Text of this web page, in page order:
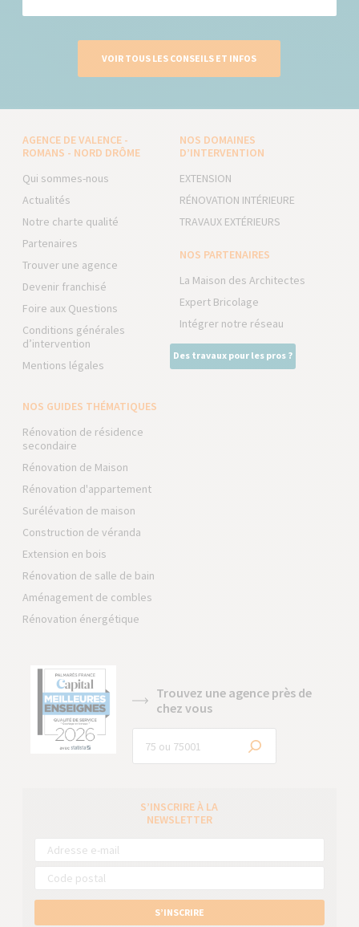
VOIR TOUS LES CONSEILS ET INFOS
AGENCE DE VALENCE -
ROMANS - NORD DRÔME
Qui sommes-nous
Actualités
Notre charte qualité
Partenaires
Trouver une agence
Devenir franchisé
Foire aux Questions
Conditions générales
d’intervention
Mentions légales
NOS DOMAINES
D’INTERVENTION
EXTENSION
RÉNOVATION INTÉRIEURE
TRAVAUX EXTÉRIEURS
NOS PARTENAIRES
La Maison des Architectes
Expert Bricolage
Intégrer notre réseau
Des travaux pour les pros ?
NOS GUIDES THÉMATIQUES
Rénovation de résidence
secondaire
Rénovation de Maison
Rénovation d'appartement
Surélévation de maison
Construction de véranda
Extension en bois
Rénovation de salle de bain
Aménagement de combles
Rénovation énergétique
Trouvez une agence près de
chez vous
S’INSCRIRE À LA
NEWSLETTER
S’INSCRIRE